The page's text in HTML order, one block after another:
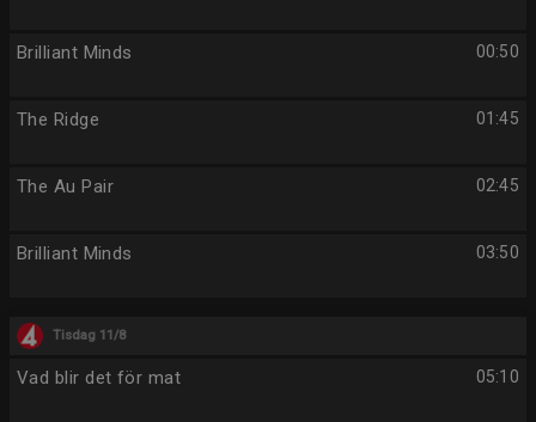
00:50
Brilliant Minds
01:45
The Ridge
02:45
The Au Pair
03:50
Brilliant Minds
Tisdag 11/8
05:10
Vad blir det för mat